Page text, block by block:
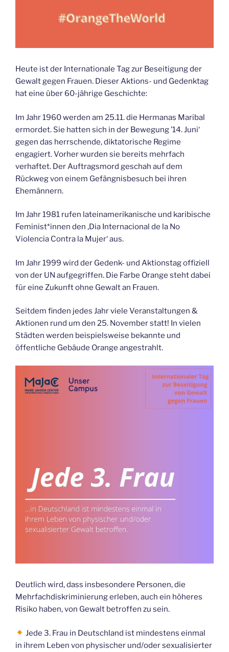
Heute ist der Internationale Tag zur Beseitigung der
Gewalt gegen Frauen. Dieser Aktions- und Gedenktag
hat eine über 60-jährige Geschichte:
Im Jahr 1960 werden am 25.11. die Hermanas Maribal
ermordet. Sie hatten sich in der Bewegung ’14. Juni‘
gegen das herrschende, diktatorische Regime
engagiert. Vorher wurden sie bereits mehrfach
verhaftet. Der Auftragsmord geschah auf dem
Rückweg von einem Gefängnisbesuch bei ihren
Ehemännern.
Im Jahr 1981 rufen lateinamerikanische und karibische
Feminist*innen den ‚Dia Internacional de la No
Violencia Contra la Mujer‘ aus.
Im Jahr 1999 wird der Gedenk- und Aktionstag offiziell
von der UN aufgegriffen. Die Farbe Orange steht dabei
für eine Zukunft ohne Gewalt an Frauen.
Seitdem finden jedes Jahr viele Veranstaltungen &
Aktionen rund um den 25. November statt! In vielen
Städten werden beispielsweise bekannte und
öffentliche Gebäude Orange angestrahlt.
Deutlich wird, dass insbesondere Personen, die
Mehrfachdiskriminierung erleben, auch ein höheres
Risiko haben, von Gewalt betroffen zu sein.
Jede 3. Frau in Deutschland ist mindestens einmal
in ihrem Leben von physischer und/oder sexualisierter